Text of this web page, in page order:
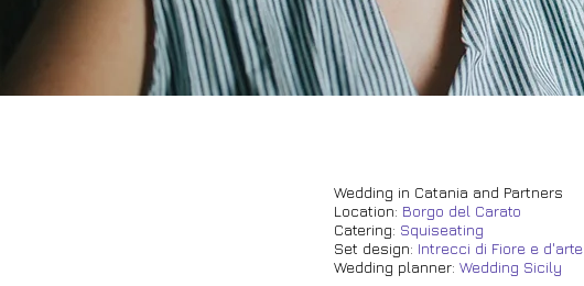
Wedding in Catania and Partners
Location: Borgo del Carato
Catering: Squiseating
Set design: Intrecci di Fiore e d'arte
Wedding planner: Wedding Sicily